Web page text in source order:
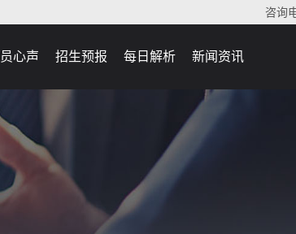
咨询
心声 招生预报 每日解析
新闻资讯